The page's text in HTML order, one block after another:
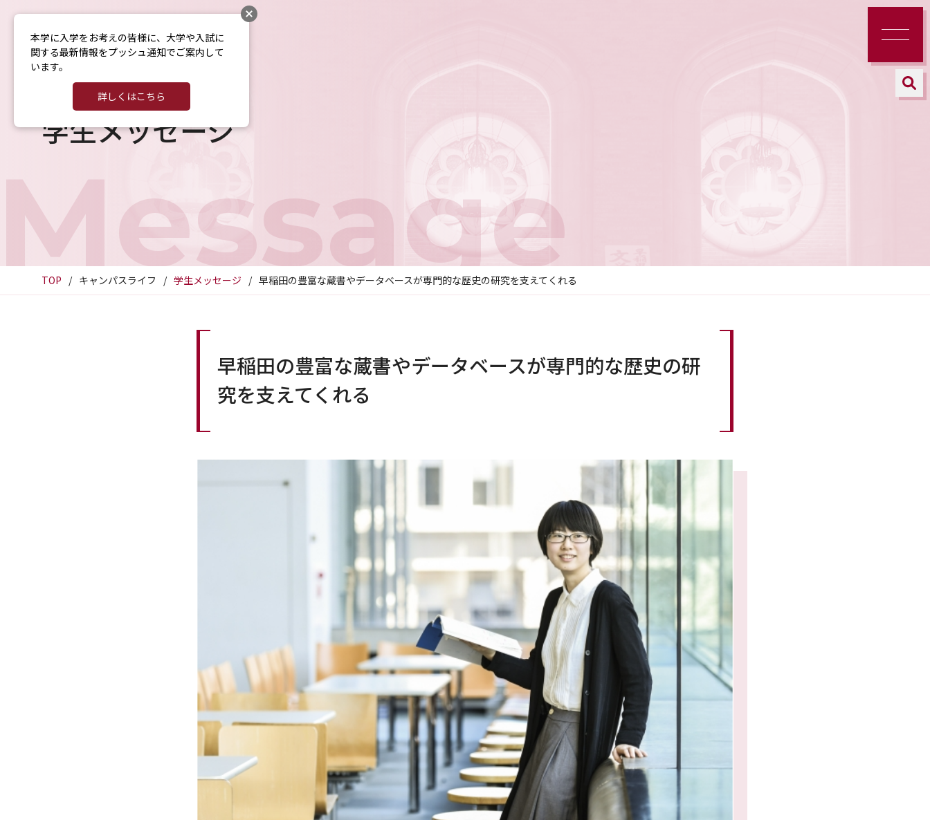
学生メッセージ
TOP キャンパスライフ 学生メッセージ 早稲田の豊富な蔵書やデータベースが専門的な歴史の研究を支えてくれる
早稲田の豊富な蔵書やデータベースが専門的な歴史の研
究を支えてくれる
本学に入学をお考えの皆様に、大学や入試に
関する最新情報をプッシュ通知でご案内して
います。
詳しくはこちら